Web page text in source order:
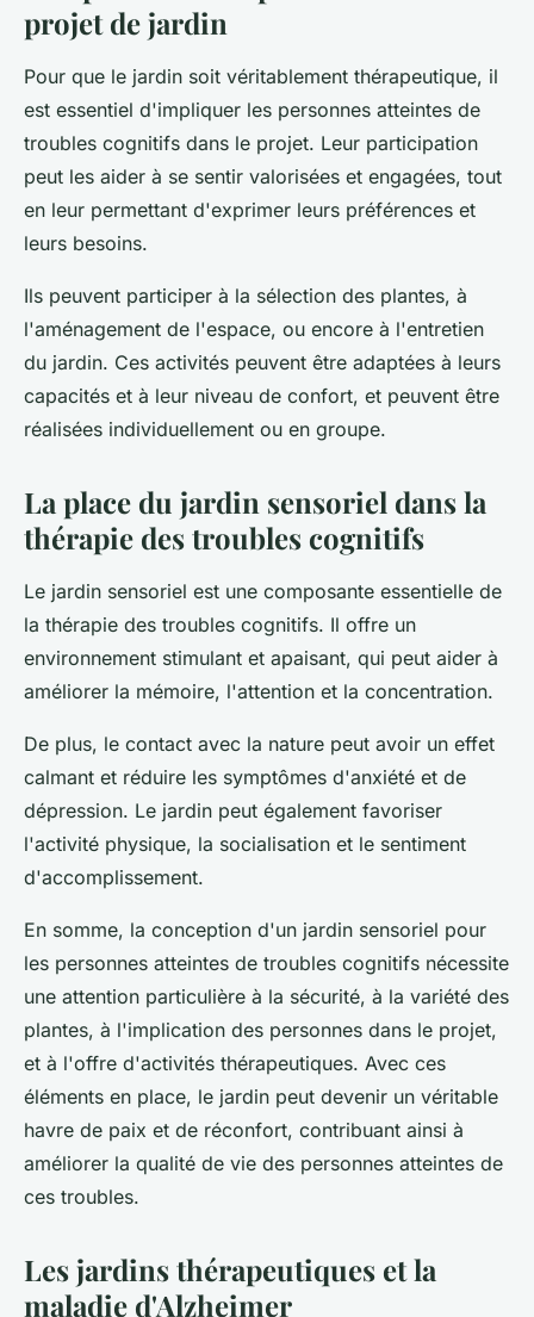
projet de jardin
Pour que le jardin soit véritablement thérapeutique, il
est essentiel d'impliquer les personnes atteintes de
troubles cognitifs dans le projet. Leur participation
peut les aider à se sentir valorisées et engagées, tout
en leur permettant d'exprimer leurs préférences et
leurs besoins.
Ils peuvent participer à la sélection des plantes, à
l'aménagement de l'espace, ou encore à l'entretien
du jardin. Ces activités peuvent être adaptées à leurs
capacités et à leur niveau de confort, et peuvent être
réalisées individuellement ou en groupe.
La place du jardin sensoriel dans la
thérapie des troubles cognitifs
Le jardin sensoriel est une composante essentielle de
la thérapie des troubles cognitifs. Il offre un
environnement stimulant et apaisant, qui peut aider à
améliorer la mémoire, l'attention et la concentration.
De plus, le contact avec la nature peut avoir un effet
calmant et réduire les symptômes d'anxiété et de
dépression. Le jardin peut également favoriser
l'activité physique, la socialisation et le sentiment
d'accomplissement.
En somme, la conception d'un jardin sensoriel pour
les personnes atteintes de troubles cognitifs nécessite
une attention particulière à la sécurité, à la variété des
plantes, à l'implication des personnes dans le projet,
et à l'offre d'activités thérapeutiques. Avec ces
éléments en place, le jardin peut devenir un véritable
havre de paix et de réconfort, contribuant ainsi à
améliorer la qualité de vie des personnes atteintes de
ces troubles.
Les jardins thérapeutiques et la
maladie d'Alzheimer